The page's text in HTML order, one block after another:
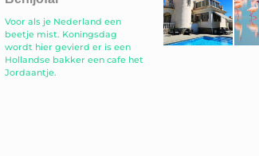
Voor als je Nederland een
beetje mist. Koningsdag
wordt hier gevierd er is een
Hollandse bakker een cafe het
Jordaantje.